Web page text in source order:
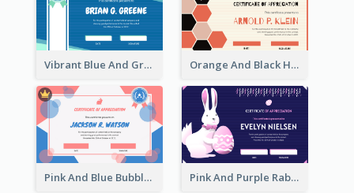
Vibrant Blue And Green Badge Certificate Orange And Black Hexagon Pattern Certificate
Pink And Blue Bubbles Shapes Certificate Pink And Purple Rabbit Cartoon Easter Certificate